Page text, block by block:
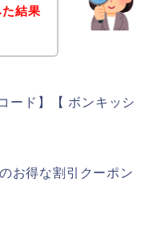
結果
ード】【 ボンキッシ
お得な割引クーポン